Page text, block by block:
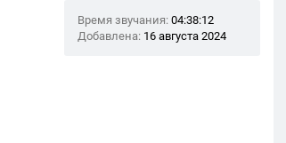
Время звучания: 04:38:12
Добавлена: 16 августа 2024